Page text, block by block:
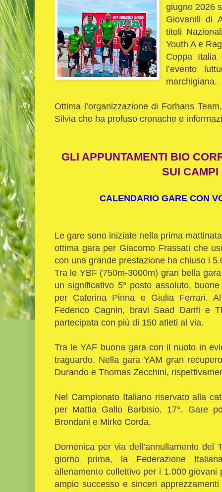
giugno 2026
Giovanili di
titoli
Youth A e
Coppa Italia
l’evento
marchigiana.
Ottima l’organizzazione di Forhans
Silvia che ha profuso cronache e
GLI APPUNTAMENTI BIO
SUI
CALENDARIO GARE CON
Le gare sono iniziate nella prima
ottima gara per Giacomo Frassati che
con una grande prestazione ha chiuso i
Tra le YBF (750m-3000m) gran bella
un significativo 5° posto assoluto,
per Caterina Pinna e Giulia Ferrari.
Federico Cagnin, bravi Saad Darifi e
partecipata con più di 150 atleti al via.
Tra le YAF buona gara con il nuoto in
traguardo. Nella gara YAM gran
Durando e Thomas Zecchini,
Nel Campionato Italiano riservato alla
per Mattia Gallo Barbisio, 17°. Gare
Brondani e Mirko Corda.
Domenica per via dell’annullamento
giorno prima, la Federazione
allenamento collettivo per i 1.000
ampio successo e sinceri